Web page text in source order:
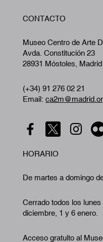
CONTACTO
Museo Centro de Arte
Avda. Constitución 23
28931 Móstoles, Madrid
(+34) 91 276 02 21
Email:
HORARIO
De martes a domingo
Cerrado todos los
diciembre, 1 y 6 enero.
Acceso gratuito al